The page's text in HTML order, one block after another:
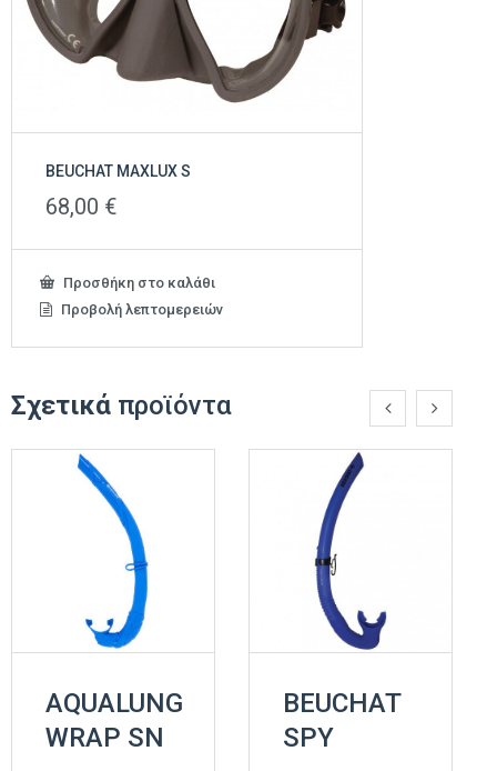
BEUCHAT MAXLUX S
68,00 €
Προσθήκη στο καλάθι
Προβολή λεπτομερειών
Σχετικά προϊόντα
AQUALUNG
WRAP SN
BEUCHAT
SPY